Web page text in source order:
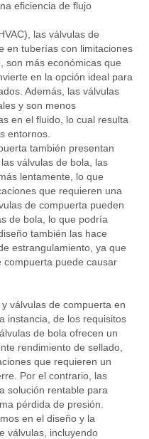
eficiencia de flujo
las válvulas de
en tuberías con limitaciones
son más económicas que
en la opción ideal para
Además, las válvulas
y son menos
en el fluido, lo cual resulta
entornos.
también presentan
válvulas de bola, las
lentamente, lo que
que requieren una
de compuerta pueden
de bola, lo que podría
también las hace
estrangulamiento, ya que
compuerta puede causar
válvulas de compuerta en
instancia, de los requisitos
de bola ofrecen un
rendimiento de sellado,
que requieren un
Por el contrario, las
solución rentable para
pérdida de presión.
en el diseño y la
válvulas, incluyendo